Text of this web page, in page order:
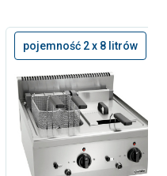
pojemność 2 x 8 litrów